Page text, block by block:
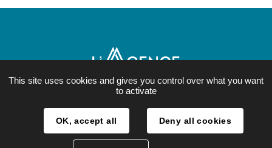
21, rue Lesdiguières
38 000 Grenoble
04 76 28 86 00
This site uses cookies and gives you control over what you want
to activate
OK, accept all Deny all cookies